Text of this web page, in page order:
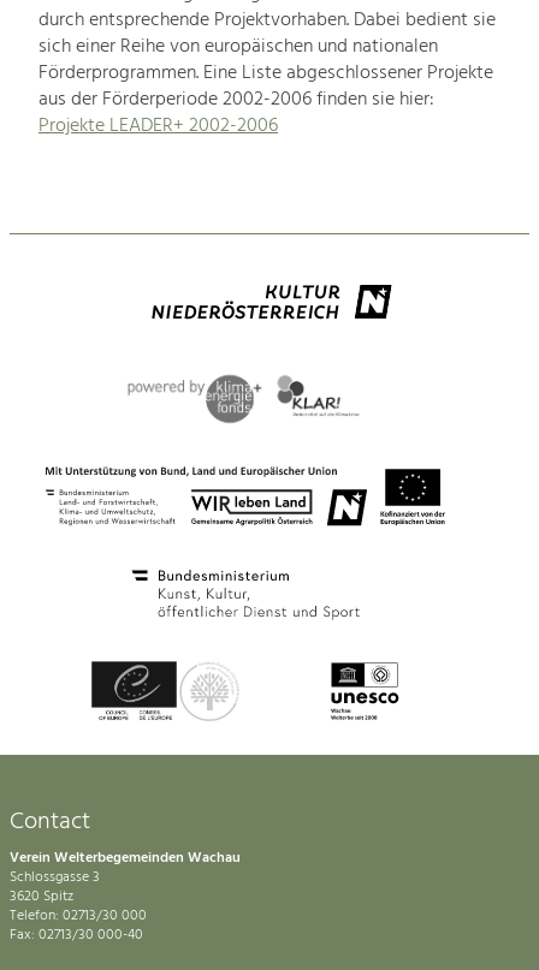
durch entsprechende Projektvorhaben. Dabei bedient sie
sich einer Reihe von europäischen und nationalen
Förderprogrammen. Eine Liste abgeschlossener Projekte
aus der Förderperiode 2002-2006 finden sie hier:
Projekte LEADER+ 2002-2006
Contact
Verein Welterbegemeinden Wachau
Schlossgasse 3
3620 Spitz
Telefon: 02713/30 000
Fax: 02713/30 000-40